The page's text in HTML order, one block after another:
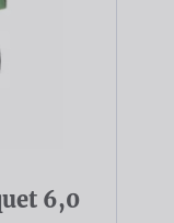
6,0